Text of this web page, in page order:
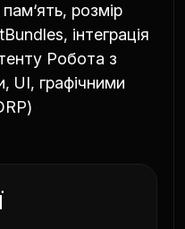
розмір
інтеграція
Робота з
UI, графічними